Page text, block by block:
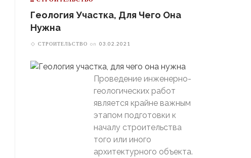
Геология Участка, Для Чего Она
Нужна
СТРОИТЕЛЬСТВО on 03.02.2021
Проведение инженерно-
геологических работ
является крайне важным
этапом подготовки к
началу строительства
того или иного
архитектурного объекта.